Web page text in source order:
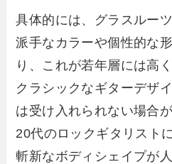
具体的には、グラスルー
派手なカラーや個性的な
り、これが若年層には高
クラシックなギターデザ
は受け入れられない場合
20代のロックギタリスト
斬新なボディシェイプが